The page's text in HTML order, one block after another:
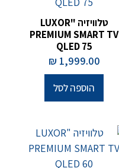
טלוויזיה "LUXOR
PREMIUM SMART TV
QLED 75
1,999.00
₪
הוספה לסל